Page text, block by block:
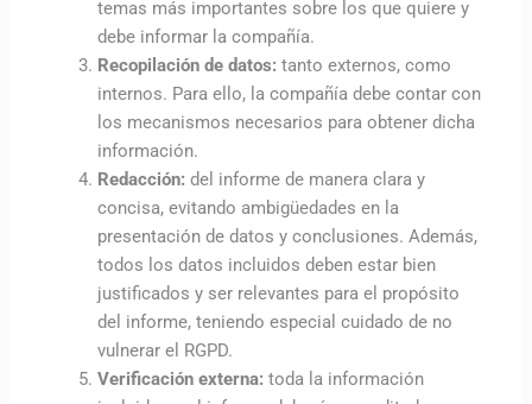
temas más importantes sobre los que quiere y
debe informar la compañía.
Recopilación de datos: tanto externos, como
internos. Para ello, la compañía debe contar con
los mecanismos necesarios para obtener dicha
información.
Redacción: del informe de manera clara y
concisa, evitando ambigüedades en la
presentación de datos y conclusiones. Además,
todos los datos incluidos deben estar bien
justificados y ser relevantes para el propósito
del informe, teniendo especial cuidado de no
vulnerar el RGPD.
Verificación externa: toda la información